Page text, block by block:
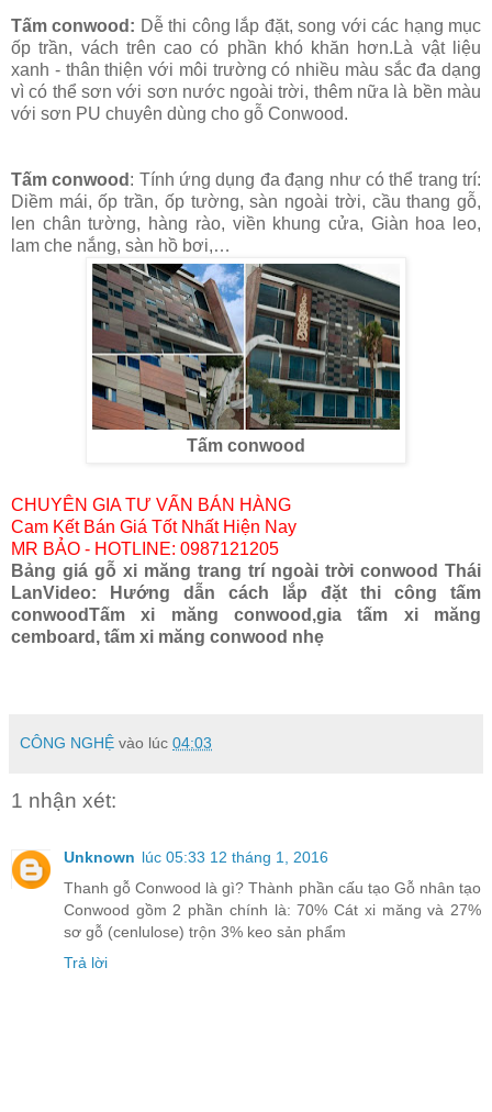
Tấm conwood: Dễ thi công lắp đặt, song với các hạng mục
ốp trần, vách trên cao có phần khó khăn hơn.Là vật liệu
xanh - thân thiện với môi trường có nhiều màu sắc đa dạng
vì có thể sơn với sơn nước ngoài trời, thêm nữa là bền màu
với sơn PU chuyên dùng cho gỗ Conwood.
Tấm conwood : Tính ứng dụng đa đạng như có thể trang trí:
Diềm mái, ốp trần, ốp tường, sàn ngoài trời, cầu thang gỗ,
len chân tường, hàng rào, viền khung cửa, Giàn hoa leo,
lam che nắng, sàn hồ bơi,…
Tấm conwood
CHUYÊN GIA TƯ VẤN BÁN HÀNG
Cam Kết Bán Giá Tốt Nhất Hiện Nay
MR BẢO - HOTLINE: 0987121205
Bảng giá gỗ xi măng trang trí ngoài trời conwood Thái
LanVideo: Hướng dẫn cách lắp đặt thi công tấm
conwoodTấm xi măng conwood,gia tấm xi măng
cemboard, tấm xi măng conwood nhẹ
CÔNG NGHỆ vào lúc 04:03
1 nhận xét:
Unknown lúc 05:33 12 tháng 1, 2016
Thanh gỗ Conwood là gì? Thành phần cấu tạo Gỗ nhân tạo
Conwood gồm 2 phần chính là: 70% Cát xi măng và 27%
sơ gỗ (cenlulose) trộn 3% keo sản phẩm
Trả lời